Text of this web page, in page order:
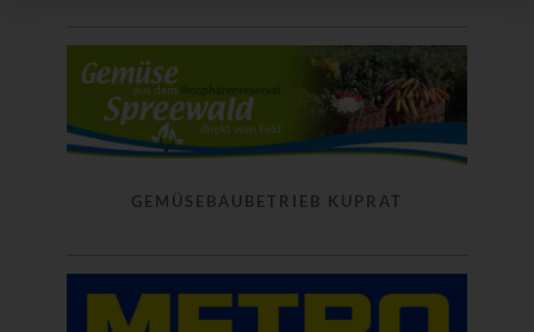
GEMÜSEBAUBETRIEB KUPRAT